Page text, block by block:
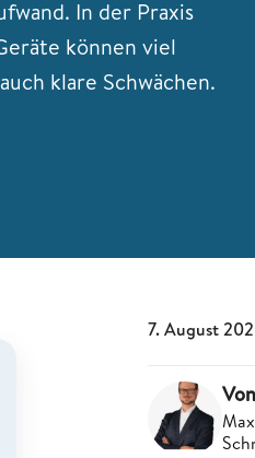
In der Praxis
können viel
klare Schwächen.
7. August
Von